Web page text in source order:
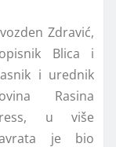
Zdravić,
Blica i
i urednik
Rasina
u više
je bio